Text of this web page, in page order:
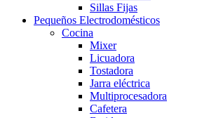
Sillas Fijas
Pequeños Electrodomésticos
Cocina
Mixer
Licuadora
Tostadora
Jarra eléctrica
Multiprocesadora
Cafetera